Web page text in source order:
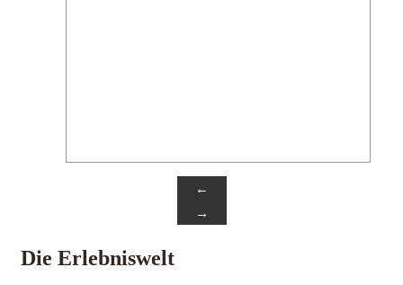
←
→
Die Erlebniswelt